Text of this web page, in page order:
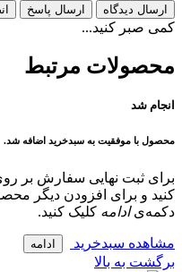
دیدگاه ارسال پاسخ انصراف
کنید...
مرتبط
شد
با موفقیت به سبدخرید اضافه شد.
ثبت نهایی سفارش بر روی
و برای افزودن دیگر محصولات
ادامهکلیک کنید.
سبدخرید ادامه
به بالا